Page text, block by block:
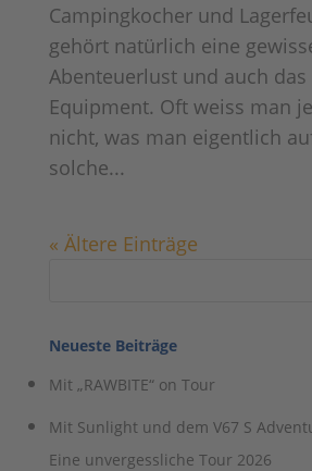
Campingkocher und
gehört natürlich eine
Abenteuerlust und auch
Equipment. Oft weiss man
nicht, was man eigentlich
solche...
« Ältere Einträge
Neueste Beiträge
Mit „RAWBITE“ on Tour
Mit Sunlight und dem V67 S
Eine unvergessliche Tour 2026